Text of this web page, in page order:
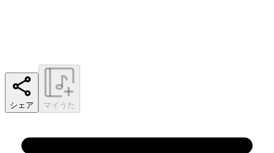
シェア マイうた